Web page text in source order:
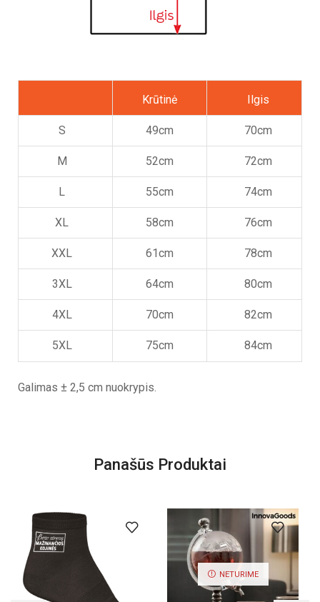
Krūtinė Ilgis
S 49cm 70cm
M 52cm 72cm
L 55cm 74cm
XL 58cm 76cm
XXL 61cm 78cm
3XL 64cm 80cm
4XL 70cm 82cm
5XL 75cm 84cm
Galimas ± 2,5 cm nuokrypis.
Panašūs Produktai
NETURIME